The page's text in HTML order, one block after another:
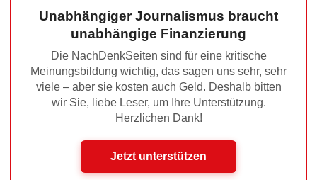
Unabhängiger Journalismus braucht
unabhängige Finanzierung
Die NachDenkSeiten sind für eine kritische
Meinungsbildung wichtig, das sagen uns sehr, sehr
viele – aber sie kosten auch Geld. Deshalb bitten
wir Sie, liebe Leser, um Ihre Unterstützung.
Herzlichen Dank!
Jetzt unterstützen